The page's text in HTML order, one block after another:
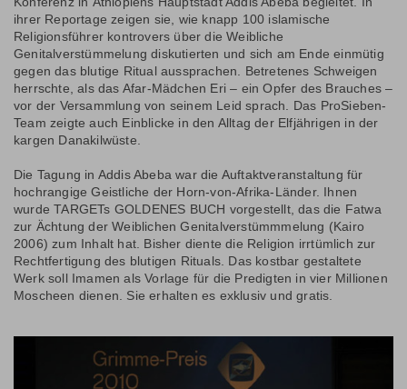
ihrer Reportage zeigen sie, wie knapp 100 islamische
Religionsführer kontrovers über die Weibliche
Genitalverstümmelung diskutierten und sich am Ende einmütig
gegen das blutige Ritual aussprachen. Betretenes Schweigen
herrschte, als das Afar-Mädchen Eri – ein Opfer des Brauches –
vor der Versammlung von seinem Leid sprach. Das ProSieben-
Team zeigte auch Einblicke in den Alltag der Elfjährigen in der
kargen Danakilwüste.
Die Tagung in Addis Abeba war die Auftaktveranstaltung für
hochrangige Geistliche der Horn-von-Afrika-Länder. Ihnen
wurde TARGETs GOLDENES BUCH vorgestellt, das die Fatwa
zur Ächtung der Weiblichen Genitalverstümmmelung (Kairo
2006) zum Inhalt hat. Bisher diente die Religion irrtümlich zur
Rechtfertigung des blutigen Rituals. Das kostbar gestaltete
Werk soll Imamen als Vorlage für die Predigten in vier Millionen
Moscheen dienen. Sie erhalten es exklusiv und gratis.